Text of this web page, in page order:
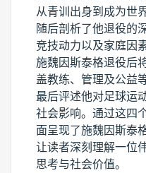
从青训出身到成为世
随后剖析了他退役的
竞技动力以及家庭因
施魏因斯泰格退役后
盖教练、管理及公益
最后评述他对足球运
社会影响。通过这四
面呈现了施魏因斯泰
让读者深刻理解一位
思考与社会价值。